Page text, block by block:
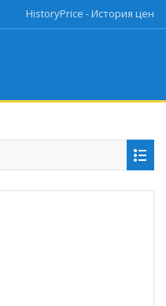
HistoryPrice - История цен